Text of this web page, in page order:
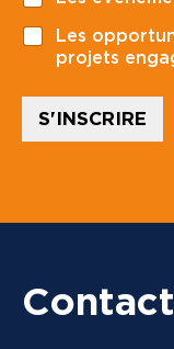
u
d
i
t
a
Les
projets
S'INSCRIRE
Contact